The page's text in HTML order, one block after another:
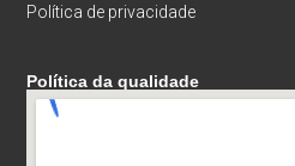
Política de privacidade
Política da qualidade